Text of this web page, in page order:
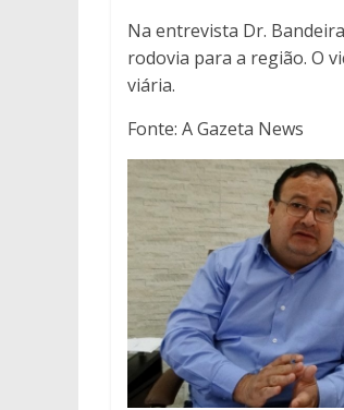
Na entrevista Dr.
rodovia para a região. O
viária.
Fonte: A Gazeta News